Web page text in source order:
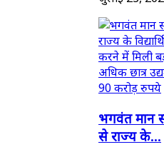
भगवंत मान
से राज्य के...